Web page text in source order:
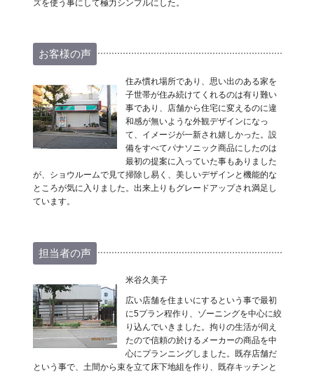
ズを使う事にして極力シンプルにした。
お客様の声
住み慣れ場所であり、思い出のある家を
子世帯が住み続けてくれるのは有り難い
事であり、店舗から住宅に変えるのに違
和感が無いような外観デザインになっ
て、イメージが一新され嬉しかった。設
備をすべてパナソニック商品にしたのは
最初の提案に入っていた事もありました
が、ショウルームで見て掃除し易く、美しいデザインと機能的な
ところが気に入りました。出来上りもグレードアップされ満足し
ています。
担当者の声
米谷久美子
広い店舗を住まいにするという事で最初
に5プラン程作り、ゾーニングを中心に絞
り込んでいきました。拘りの生活が伺え
たので信頼の於けるメーカーの商品を中
心にプランニングしました。既存店舗だ
という事で、土間から束を立て床下地組を作り、既存キッチンと